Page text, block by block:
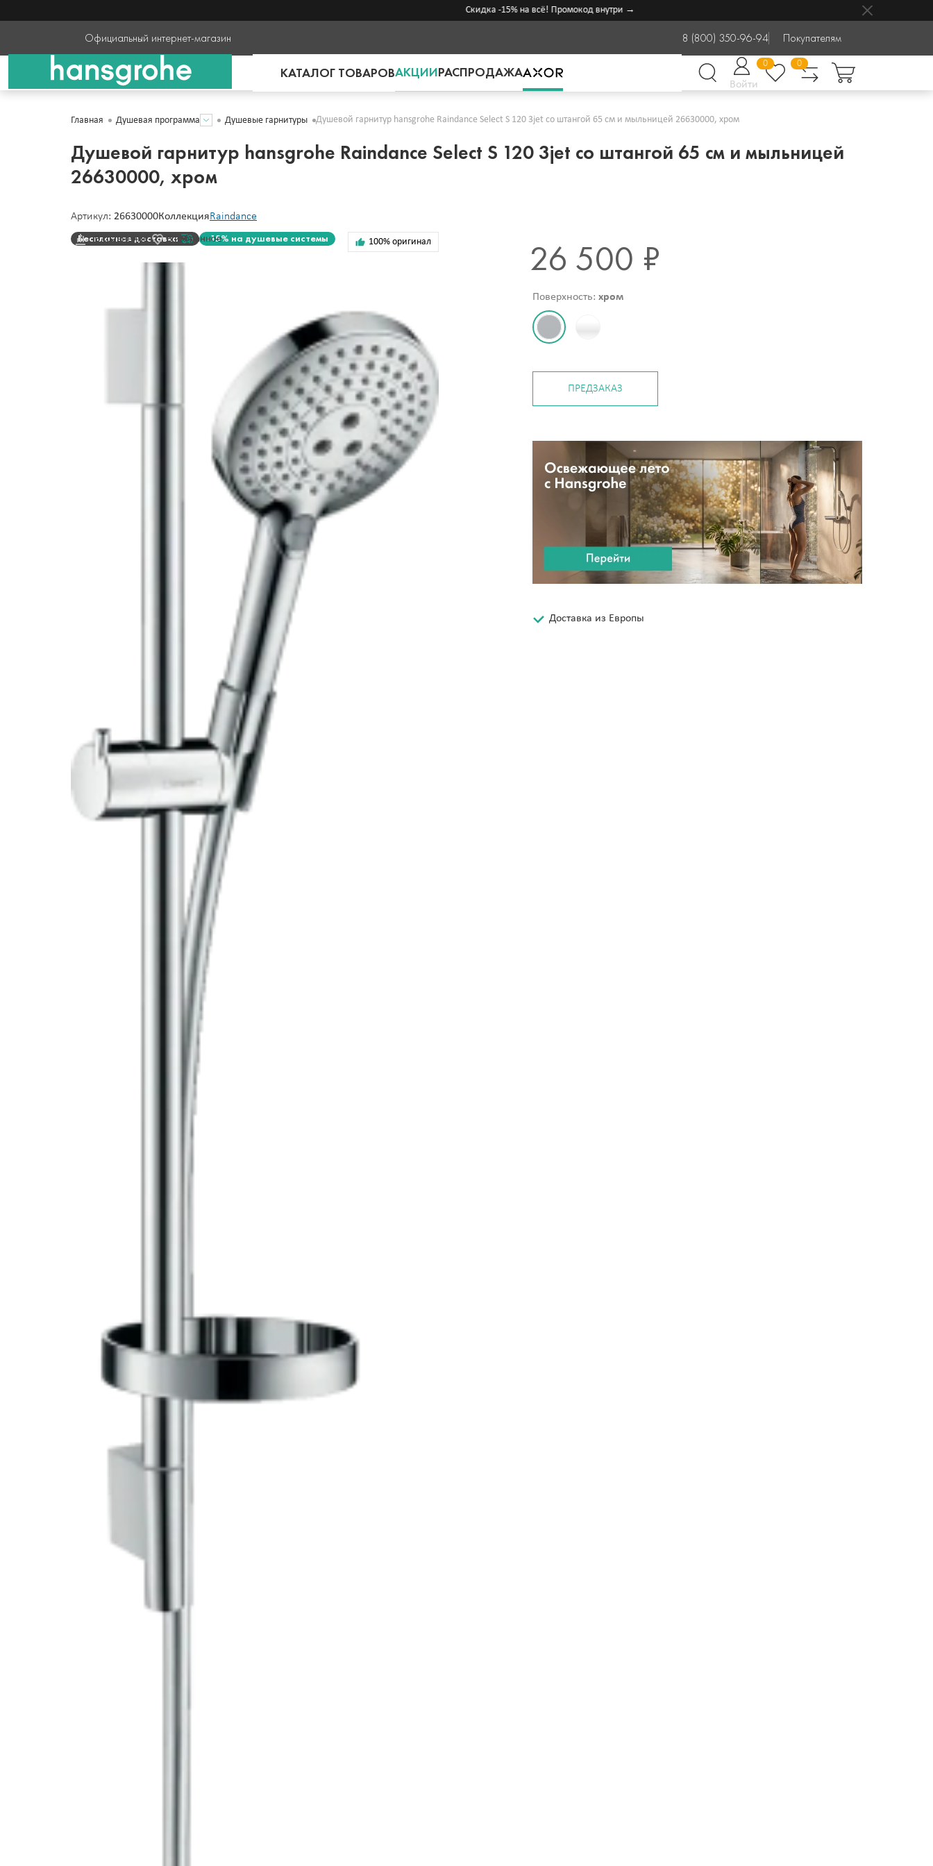
Скидка -15% на всё! Промокод внутри →
Официальный интернет-магазин 8 (800) 350-96-94 Покупателям
КАТАЛОГ ТОВАРОВАКЦИИРАСПРОДАЖА
Войти
0 0
Главная Душевая программа Душевые гарнитуры Душевой гарнитур hansgrohe Raindance Select S 120 3jet со штангой 65 см и мыльницей 26630000, хром
Душевой гарнитур hansgrohe Raindance Select S 120 3jet со штангой 65 см и мыльницей
26630000, хром
Артикул: 26630000КоллекцияRaindance
В сравнение В избранное
Бесплатная доставка -15% на душевые системы 100% оригинал 26 500 ₽
Поверхность: хром
ПРЕДЗАКАЗ
Доставка из Европы